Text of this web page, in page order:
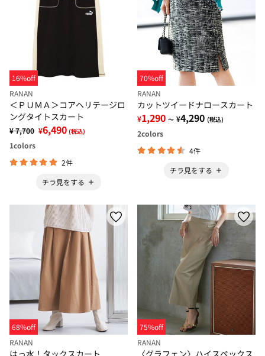
16%off
RANAN
＜ＰＵＭＡ＞コアヘリテージロ
ングタイトスカート
¥ 7,700 ¥6,490 (税込)
1colors
2件
チラ見をする
70%off
RANAN
カットツイードナロースカート
¥1,290 ～ ¥4,290 (税込)
2colors
4件
チラ見をする
68%off
RANAN
75%off
RANAN